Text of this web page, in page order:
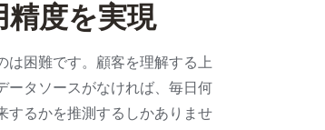
精度を実現
は困難です。顧客を理解する上
ータソースがなければ、毎日何
するかを推測するしかありませ